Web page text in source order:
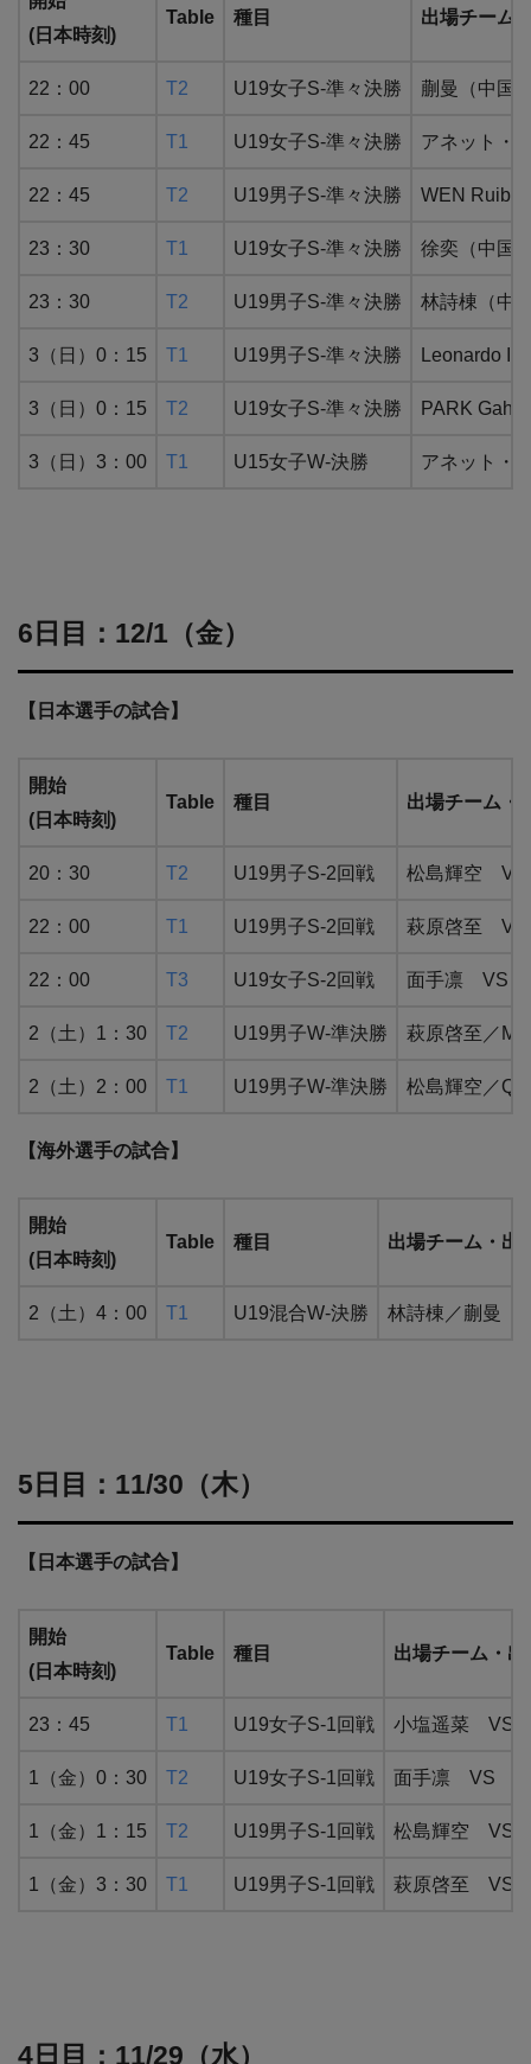
(日本時刻)
Table 種目 出場チーム
22：00 T2 U19女子S-準々決勝 蒯曼（中国
22：45 T1 U19女子S-準々決勝 アネット・
22：45 T2 U19男子S-準々決勝 WEN
23：30 T1 U19女子S-準々決勝 徐奕（中国
23：30 T2 U19男子S-準々決勝 林詩棟（中
3（日）0：15 T1 U19男子S-準々決勝 Leonardo
3（日）0：15 T2 U19女子S-準々決勝 PARK
3（日）3：00 T1 U15女子W-決勝 アネット・
6日目：12/1（金）
【日本選手の試合】
開始
(日本時刻)
Table 種目 出場チーム・
20：30 T2 U19男子S-2回戦 松島輝空 VS
22：00 T1 U19男子S-2回戦 萩原啓至 VS
22：00 T3 U19女子S-2回戦 面手凛 VS
2（土）1：30 T2 U19男子W-準決勝 萩原啓至／
2（土）2：00 T1 U19男子W-準決勝 松島輝空／
【海外選手の試合】
開始
(日本時刻)
Table 種目 出場チーム・出
2（土）4：00 T1 U19混合W-決勝 林詩棟／蒯曼
5日目：11/30（木）
【日本選手の試合】
開始
(日本時刻)
Table 種目 出場チーム・出
23：45 T1 U19女子S-1回戦 小塩遥菜 VS
1（金）0：30 T2 U19女子S-1回戦 面手凛 VS
1（金）1：15 T2 U19男子S-1回戦 松島輝空 VS
1（金）3：30 T1 U19男子S-1回戦 萩原啓至 VS
4日目：11/29（水）